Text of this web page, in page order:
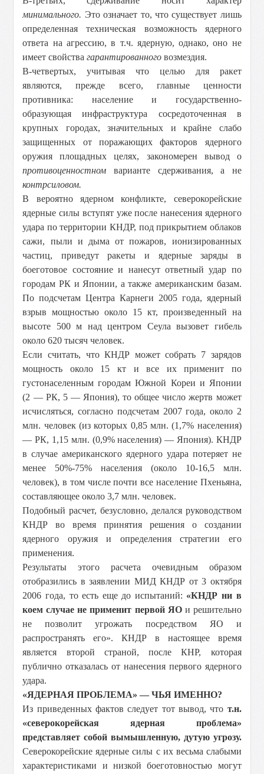
минимального. Это означает то, что существует лишь
определенная техническая возможность ядерного
ответа на агрессию, в т.ч. ядерную, однако, оно не
имеет свойствагарантированного возмездия.
В-четвертых, учитывая что целью для ракет
являются, прежде всего, главные ценности
противника: население и государственно-
образующая инфраструктура сосредоточенная в
крупных городах, значительных и крайне слабо
защищенных от поражающих факторов ядерного
оружия площадных целях, закономерен вывод о
противоценностном варианте сдерживания, а не
контрсиловом.
В вероятно ядерном конфликте, северокорейские
ядерные силы вступят уже после нанесения ядерного
удара по территории КНДР, под прикрытием облаков
сажи, пыли и дыма от пожаров, ионизированных
частиц, приведут ракеты и ядерные заряды в
боеготовое состояние и нанесут ответный удар по
городам РК и Японии, а также американским базам.
По подсчетам Центра Карнеги 2005 года, ядерный
взрыв мощностью около 15 кт, произведенный на
высоте 500 м над центром Сеула вызовет гибель
около 620 тысяч человек.
Если считать, что КНДР может собрать 7 зарядов
мощность около 15 кт и все их применит по
густонаселенным городам Южной Кореи и Японии
(2 — РК, 5 — Япония), то общее число жертв может
исчисляться, согласно подсчетам 2007 года, около 2
млн. человек (из которых 0,85 млн. (1,7% населения)
— РК, 1,15 млн. (0,9% населения) — Япония). КНДР
в случае американского ядерного удара потеряет не
менее 50%-75% населения (около 10-16,5 млн.
человек), в том числе почти все население Пхеньяна,
составляющее около 3,7 млн. человек.
Подобный расчет, безусловно, делался руководством
КНДР во время принятия решения о создании
ядерного оружия и определения стратегии его
применения.
Результаты этого расчета очевидным образом
отобразились в заявлении МИД КНДР от 3 октября
2006 года, то есть еще до испытаний: «КНДР ни в
коем случае не применит первой ЯОи решительно
не позволит угрожать посредством ЯО и
распространять его». КНДР в настоящее время
является второй страной, после КНР, которая
публично отказалась от нанесения первого ядерного
удара.
«ЯДЕРНАЯ ПРОБЛЕМА» — ЧЬЯ ИМЕННО?
Из приведенных фактов следует тот вывод, что т.н.
«северокорейская ядерная проблема»
представляет собой вымышленную, дутую угрозу.
Северокорейские ядерные силы с их весьма слабыми
характеристиками и низкой боеготовностью могут